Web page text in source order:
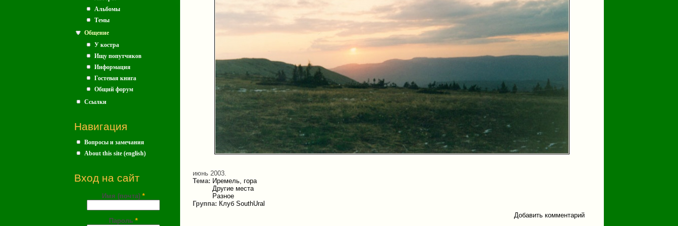
Альбомы
Темы
Общение
У костра
Ищу попутчиков
Информация
Гостевая книга
Общий форум
Ссылки
Навигация
Вопросы и замечания
About this site (english)
Вход на сайт
Имя (почта) *
Пароль *
июнь 2003.
Тема: Иремель, гора
Другие места
Разное
Группа: Клуб SouthUral
Добавить комментарий